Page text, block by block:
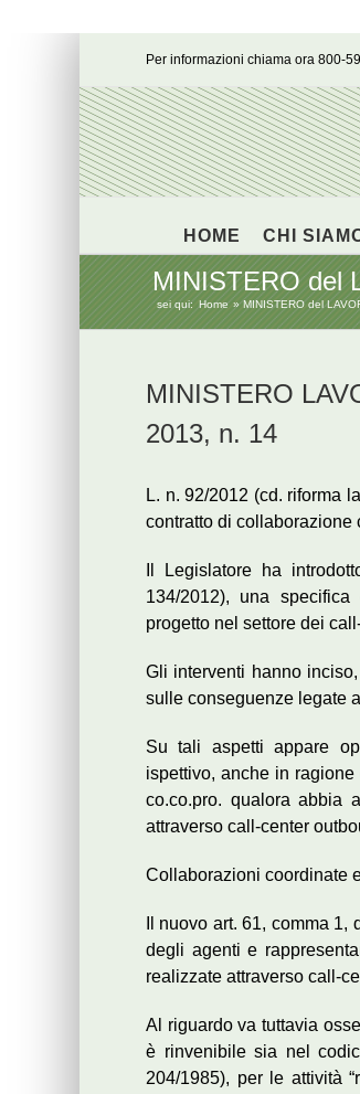
Per informazioni chiama ora 800-
HOME CHI
MINISTERO del
sei qui: Home MINISTERO del
MINISTERO
2013, n. 14
L. n. 92/2012 (cd. riforma
contratto di collaborazione
Il Legislatore ha
134/2012), una
progetto nel settore dei
Gli interventi hanno
sulle conseguenze legate
Su tali aspetti appare
ispettivo, anche in
co.co.pro. qualora abbia
attraverso call-center
Collaborazioni coordinate
Il nuovo art. 61, comma
degli agenti e
realizzate attraverso call-
Al riguardo va tuttavia
è rinvenibile sia nel
204/1985), per le attività